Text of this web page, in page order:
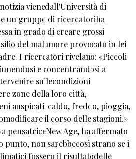
vienedall'Università di
un gruppo di ricercatoriha
in grado di creare grossi
del malumore provocato in lei
I ricercatori rivelano: «Piccoli
e concentrandosi a
sullecondizioni
zone della loro città,
auspicati: caldo, freddo, pioggia,
il corso delle stagioni.»
pensatriceNew Age, ha affermato
punto, non sarebbecosì strano se i
fossero il risultatodelle